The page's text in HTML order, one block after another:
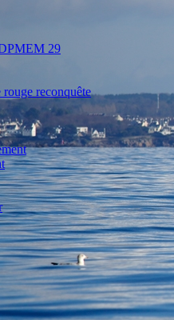
29
reconquête